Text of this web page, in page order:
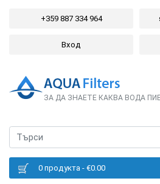
+359 887 334 964
Вход
ЗА ДА ЗНАЕТЕ КАКВА ВОДА
0 продукта - €0.00